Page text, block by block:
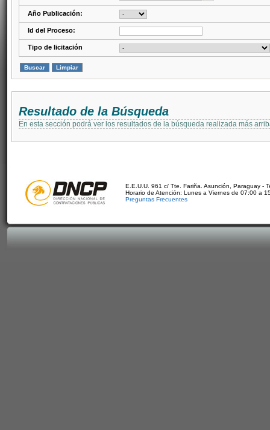
Año Publicación:
Id del Proceso:
Tipo de licitación
Resultado de la Búsqueda
En esta sección podrá ver los resultados de la búsqueda realizada más
E.E.U.U. 961 c/ Tte. Fariña. Asunción, Paraguay -
Horario de Atención: Lunes a Viernes de 07:00 a
Preguntas Frecuentes